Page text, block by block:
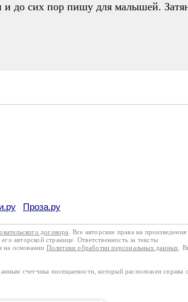
и до сих пор пишу для малышей.
Проза.ру
договора
. Все авторские права на произведения
авторской странице. Ответственность за тексты
на основании Политики обработки персональных данных
.
счетчика посещаемости, который расположен справа